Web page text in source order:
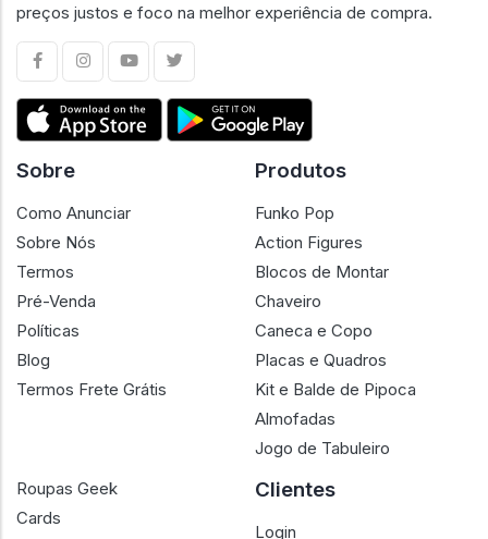
preços justos e foco na melhor experiência de compra.
Sobre
Como Anunciar
Sobre Nós
Termos
Pré-Venda
Políticas
Blog
Termos Frete Grátis
Produtos
Funko Pop
Action Figures
Blocos de Montar
Chaveiro
Caneca e Copo
Placas e Quadros
Kit e Balde de Pipoca
Almofadas
Jogo de Tabuleiro
Roupas Geek
Cards
Clientes
Login